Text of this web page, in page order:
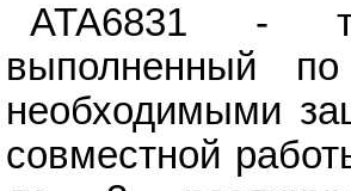
ATA6831 -
выполненный
необходимыми
совместной